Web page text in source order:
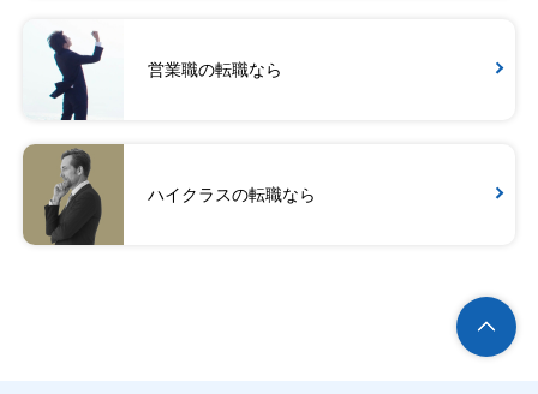
営業職の転職なら
ハイクラスの転職なら